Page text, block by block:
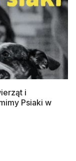
i
Psiaki w